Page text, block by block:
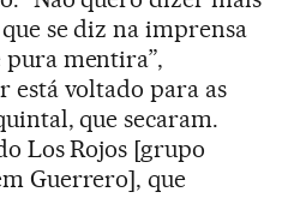
se diz na imprensa
mentira”,
está voltado para as
que secaram.
Los Rojos [grupo
Guerrero], que